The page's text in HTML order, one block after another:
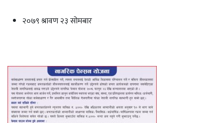
२०७९ श्रावण २३ सोमबार